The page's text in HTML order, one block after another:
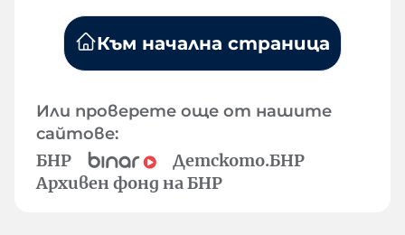
Към начална страница
Или проверете още от нашите
сайтове:
БНР
Детското.БНР
Архивен фонд на БНР